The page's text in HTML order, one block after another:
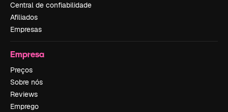
Central de confiabilidade
Afiliados
Empresas
Empresa
Preços
Sobre nós
Reviews
Emprego